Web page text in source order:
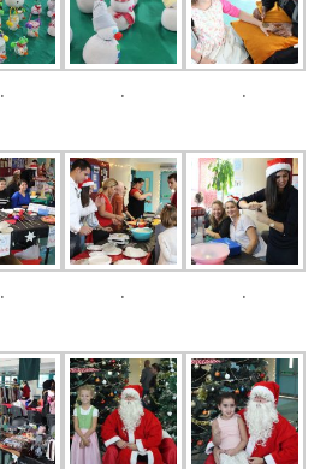
. . .
. . .